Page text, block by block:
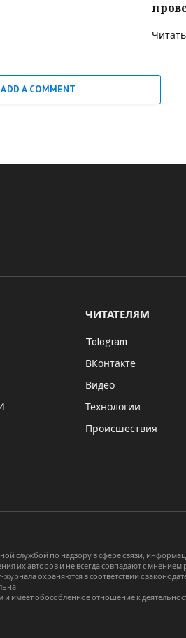
ADD A COMMENT
ЧИТАТЕЛЯМ
Telegram
ВКонтакте
Видео
Технологии
Происшествия
службой по надзору в сфере связи,
их авторов и не всегда совпадают с
охраняются в соответствии с
имеет обособленное отношение к